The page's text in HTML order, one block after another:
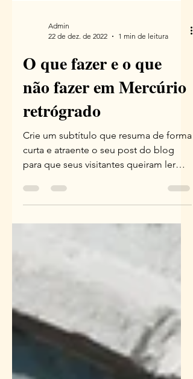
Admin
22 de dez. de 2022
1 min de leitura
O que fazer e o que
não fazer em Mercúrio
retrógrado
Crie um subtítulo que resuma de forma
curta e atraente o seu post do blog
para que seus visitantes queiram ler